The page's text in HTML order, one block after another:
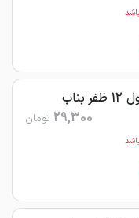
29,300 تومان